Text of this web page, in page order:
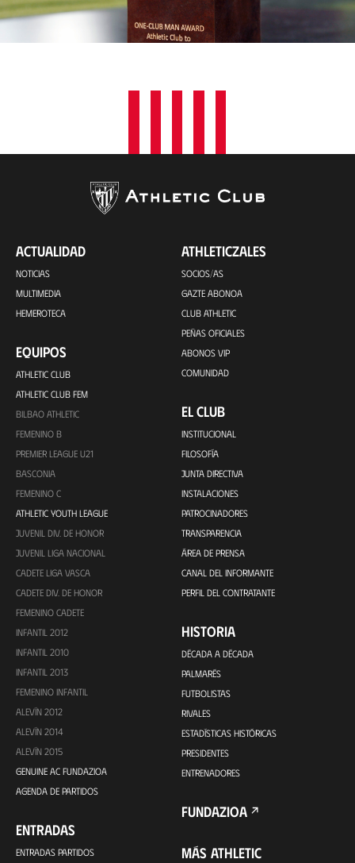
ACTUALIDAD
NOTICIAS
MULTIMEDIA
HEMEROTECA
EQUIPOS
ATHLETIC CLUB
ATHLETIC CLUB FEM
BILBAO ATHLETIC
FEMENINO B
PREMIER LEAGUE U21
BASCONIA
FEMENINO C
ATHLETIC YOUTH LEAGUE
JUVENIL DIV. DE HONOR
JUVENIL LIGA NACIONAL
CADETE LIGA VASCA
CADETE DIV. DE HONOR
FEMENINO CADETE
INFANTIL 2012
INFANTIL 2010
INFANTIL 2013
FEMENINO INFANTIL
ALEVÍN 2012
ALEVÍN 2014
ALEVÍN 2015
GENUINE AC FUNDAZIOA
AGENDA DE PARTIDOS
ENTRADAS
ENTRADAS PARTIDOS
ATHLETICZALES
SOCIOS/AS
GAZTE ABONOA
CLUB ATHLETIC
PEÑAS OFICIALES
ABONOS VIP
COMUNIDAD
EL CLUB
INSTITUCIONAL
FILOSOFÍA
JUNTA DIRECTIVA
INSTALACIONES
PATROCINADORES
TRANSPARENCIA
ÁREA DE PRENSA
CANAL DEL INFORMANTE
PERFIL DEL CONTRATANTE
HISTORIA
DÉCADA A DÉCADA
PALMARÉS
FUTBOLISTAS
RIVALES
ESTADÍSTICAS HISTÓRICAS
PRESIDENTES
ENTRENADORES
FUNDAZIOA
MÁS ATHLETIC